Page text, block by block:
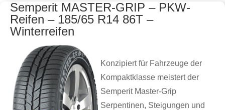
Semperit MASTER-GRIP – PKW-
Reifen – 185/65 R14 86T –
Winterreifen
Konzipiert für Fahrzeuge der
Kompaktklasse meistert der
Semperit Master-Grip
Serpentinen, Steigungen und